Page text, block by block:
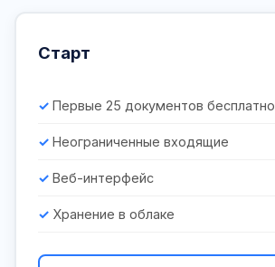
Старт
Первые 25 документов бесплатно
Неограниченные входящие
Веб-интерфейс
Хранение в облаке